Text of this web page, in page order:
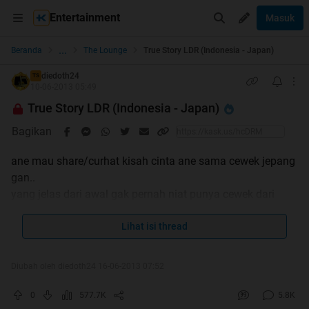
Entertainment Masuk
Beranda ... The Lounge True Story LDR (Indonesia - Japan)
TS diedoth24
True Story LDR (Indonesia - Japan)
Bagikan
ane mau share/curhat kisah cinta ane sama cewek jepang
gan..
sebelumnya ane minta maaf kalo trit ane acak2an,
lambat laun bakal ane perbaiki deh gan..
Lihat isi thread
0 577.7K 5.8K